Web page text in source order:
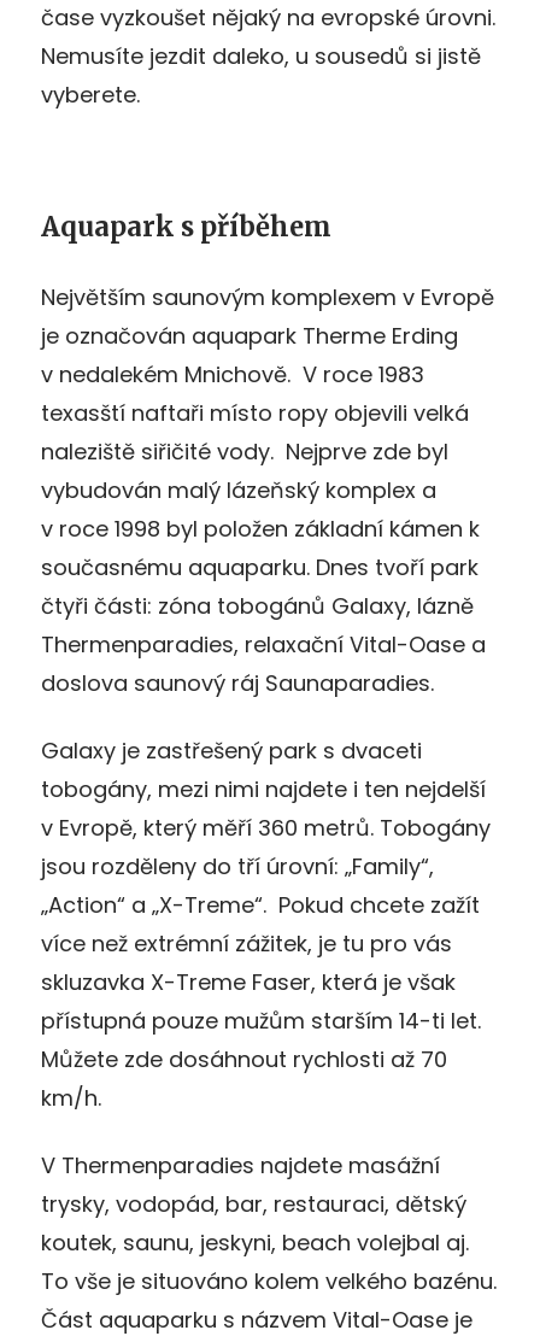
čase vyzkoušet nějaký na evropské úrovni.
Nemusíte jezdit daleko, u sousedů si jistě
vyberete.
Aquapark s příběhem
Největším saunovým komplexem v Evropě
je označován aquapark Therme Erding
v nedalekém Mnichově. V roce 1983
texasští naftaři místo ropy objevili velká
naleziště siřičité vody. Nejprve zde byl
vybudován malý lázeňský komplex a
v roce 1998 byl položen základní kámen k
současnému aquaparku. Dnes tvoří park
čtyři části: zóna tobogánů Galaxy, lázně
Thermenparadies, relaxační Vital-Oase a
doslova saunový ráj Saunaparadies.
Galaxy je zastřešený park s dvaceti
tobogány, mezi nimi najdete i ten nejdelší
v Evropě, který měří 360 metrů. Tobogány
jsou rozděleny do tří úrovní: „Family“,
„Action“ a „X-Treme“. Pokud chcete zažít
více než extrémní zážitek, je tu pro vás
skluzavka X-Treme Faser, která je však
přístupná pouze mužům starším 14-ti let.
Můžete zde dosáhnout rychlosti až 70
km/h.
V Thermenparadies najdete masážní
trysky, vodopád, bar, restauraci, dětský
koutek, saunu, jeskyni, beach volejbal aj.
To vše je situováno kolem velkého bazénu.
Část aquaparku s názvem Vital-Oase je